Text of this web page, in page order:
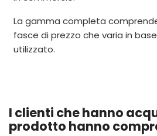
La gamma completa
fasce di prezzo che varia in
utilizzato.
I clienti che hanno
prodotto hanno